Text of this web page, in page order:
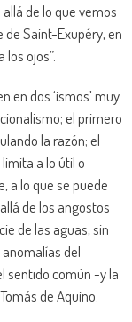
de lo que vemos
Saint-Exupéry, en
los ojos”.
en dos ‘ismos’ muy
el primero
la razón; el
a lo útil o
a lo que se puede
de los angostos
de las aguas, sin
del
sentido común -y la
de Aquino.